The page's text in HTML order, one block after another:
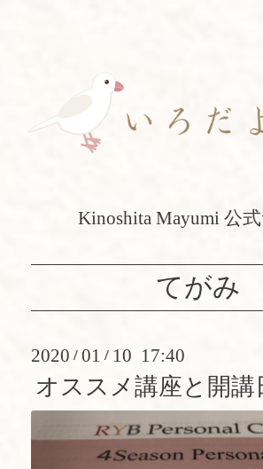
Kinoshita Mayumi 公
てがみ
2020 / 01 / 10 17:40
オススメ講座と開講